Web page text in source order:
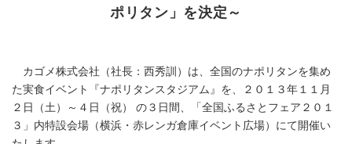
ポリタン」を決定～
カゴメ株式会社（社長：西秀訓）は、全国のナポリタンを集め
た実食イベント『ナポリタンスタジアム』を、２０１３年１１月
２日（土）～４日（祝） の３日間、「全国ふるさとフェア２０１
３」内特設会場（横浜・赤レンガ倉庫イベント広場）にて開催い